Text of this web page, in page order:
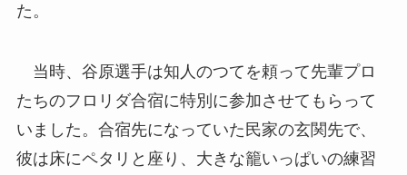
た。
当時、谷原選手は知人のつてを頼って先輩プロ
たちのフロリダ合宿に特別に参加させてもらって
いました。合宿先になっていた民家の玄関先で、
彼は床にペタリと座り、大きな籠いっぱいの練習